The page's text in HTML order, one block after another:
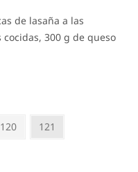
de lasaña a las
300 g de queso
Page
120 Page
121